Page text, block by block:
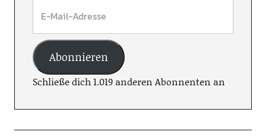
Abonnieren
Schließe dich 1.019 anderen Abonnenten an